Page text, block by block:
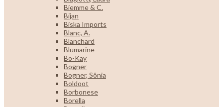
Biemme & C.
Bijan
Biska Imports
Blanc, A.
Blanchard
Blumarine
Bo-Kay
Bogner
Bogner, Sônia
Boldoot
Borbonese
Borella